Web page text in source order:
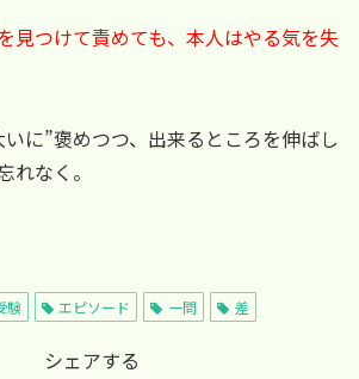
見つけて責めても、本人はやる気を失
に”褒めつつ、出来るところを伸ばし
れなく。
験 エピソード 一問 差
シェアする